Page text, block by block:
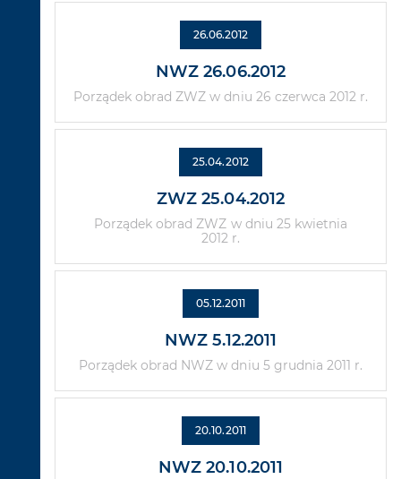
26.06.2012
NWZ 26.06.2012
Porządek obrad ZWZ w dniu 26 czerwca 2012 r.
25.04.2012
ZWZ 25.04.2012
Porządek obrad ZWZ w dniu 25 kwietnia
2012 r.
05.12.2011
NWZ 5.12.2011
Porządek obrad NWZ w dniu 5 grudnia 2011 r.
20.10.2011
NWZ 20.10.2011